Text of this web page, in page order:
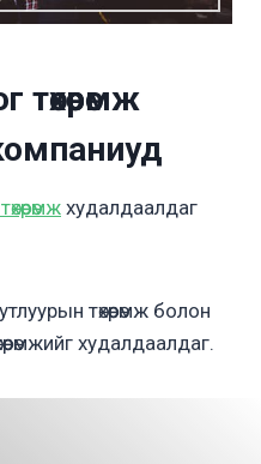
худалдаалдаг
төхөөрөмж болон
худалдаалдаг.